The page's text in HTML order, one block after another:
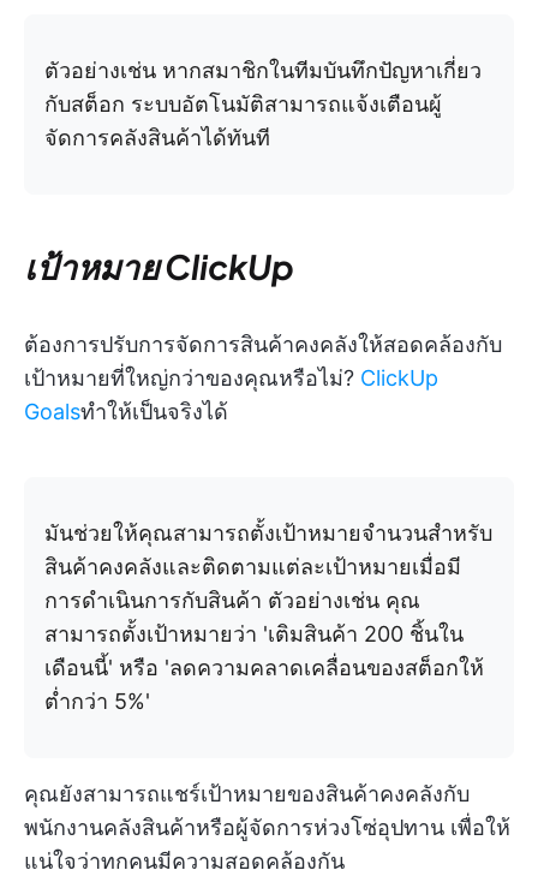
ตัวอย่างเช่น หากสมาชิกในทีมบันทึกปัญหาเกี่ยว
กับสต็อก ระบบอัตโนมัติสามารถแจ้งเตือนผู้
จัดการคลังสินค้าได้ทันที
เป้าหมาย ClickUp
ต้องการปรับการจัดการสินค้าคงคลังให้สอดคล้องกับ
เป้าหมายที่ใหญ่กว่าของคุณหรือไม่? ClickUp
Goalsทำให้เป็นจริงได้
มันช่วยให้คุณสามารถตั้งเป้าหมายจำนวนสำหรับ
สินค้าคงคลังและติดตามแต่ละเป้าหมายเมื่อมี
การดำเนินการกับสินค้า ตัวอย่างเช่น คุณ
สามารถตั้งเป้าหมายว่า 'เติมสินค้า 200 ชิ้นใน
เดือนนี้' หรือ 'ลดความคลาดเคลื่อนของสต็อกให้
ต่ำกว่า 5%'
คุณยังสามารถแชร์เป้าหมายของสินค้าคงคลังกับ
พนักงานคลังสินค้าหรือผู้จัดการห่วงโซ่อุปทาน เพื่อให้
แน่ใจว่าทุกคนมีความสอดคล้องกัน